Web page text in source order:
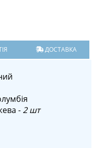
ДОСТАВКА
-2 шт